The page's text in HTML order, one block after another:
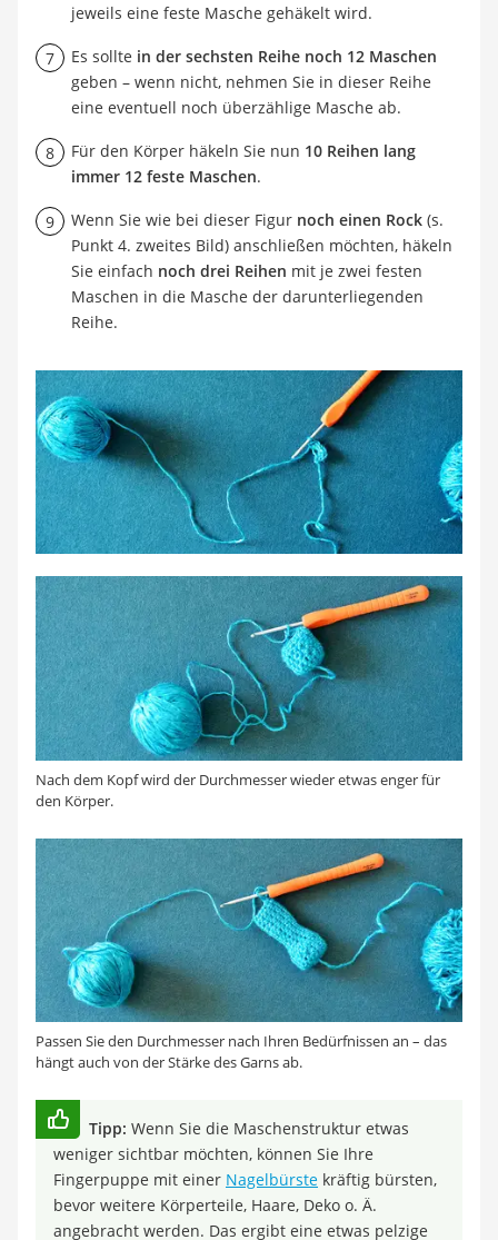
jeweils eine feste Masche gehäkelt wird.
Es sollte in der sechsten Reihe noch 12 Maschen
geben – wenn nicht, nehmen Sie in dieser Reihe
eine eventuell noch überzählige Masche ab.
Für den Körper häkeln Sie nun 10 Reihen lang
immer 12 feste Maschen.
Wenn Sie wie bei dieser Figur noch einen Rock (s.
Punkt 4. zweites Bild) anschließen möchten, häkeln
Sie einfach noch drei Reihen mit je zwei festen
Maschen in die Masche der darunterliegenden
Reihe.
Nach dem Kopf wird der Durchmesser wieder etwas enger für
den Körper.
Passen Sie den Durchmesser nach Ihren Bedürfnissen an – das
hängt auch von der Stärke des Garns ab.
Tipp: Wenn Sie die Maschenstruktur etwas
weniger sichtbar möchten, können Sie Ihre
Fingerpuppe mit einer Nagelbürste kräftig bürsten,
bevor weitere Körperteile, Haare, Deko o. Ä.
angebracht werden. Das ergibt eine etwas pelzige